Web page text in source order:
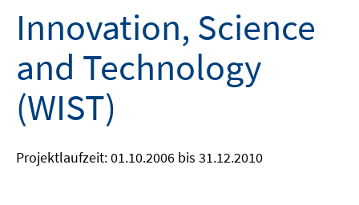
Innovation, Science
and Technology
(WIST)
Projektlaufzeit: 01.10.2006 bis 31.12.2010